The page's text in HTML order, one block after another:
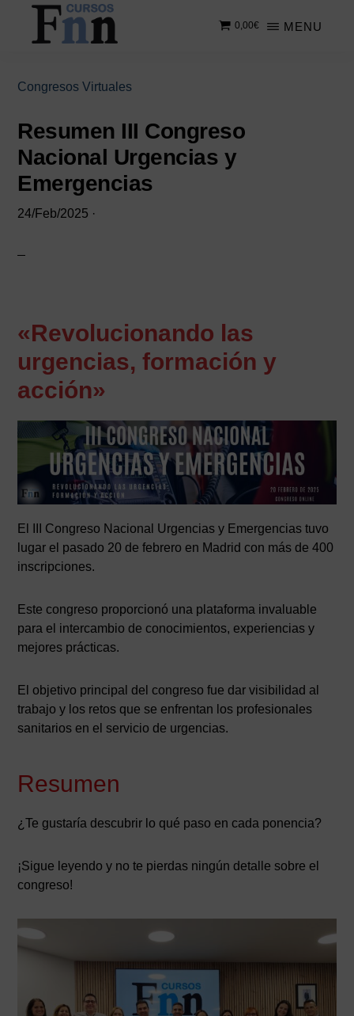
Saltar
contenido
Saltar
lateral
cursos
MENU
0,00€
Congresos Virtuales
Resumen III Congreso
Nacional Urgencias y
Emergencias
24/Feb/2025 ·
«Revolucionando las
urgencias, formación y
acción»
El III Congreso Nacional Urgencias y Emergencias tuvo
lugar el pasado 20 de febrero en Madrid con más de 400
inscripciones.
Este congreso proporcionó una plataforma invaluable
para el intercambio de conocimientos, experiencias y
mejores prácticas.
El objetivo principal del congreso fue dar visibilidad al
trabajo y los retos que se enfrentan los profesionales
sanitarios en el servicio de urgencias.
Resumen
¿Te gustaría descubrir lo qué paso en cada ponencia?
¡Sigue leyendo y no te pierdas ningún detalle sobre el
congreso!